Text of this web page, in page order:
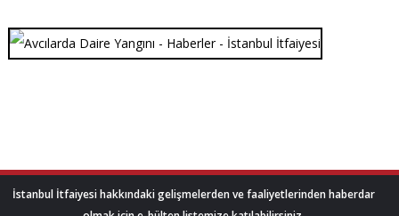
İstanbul İtfaiyesi hakkındaki gelişmelerden ve faaliyetlerinden haberdar